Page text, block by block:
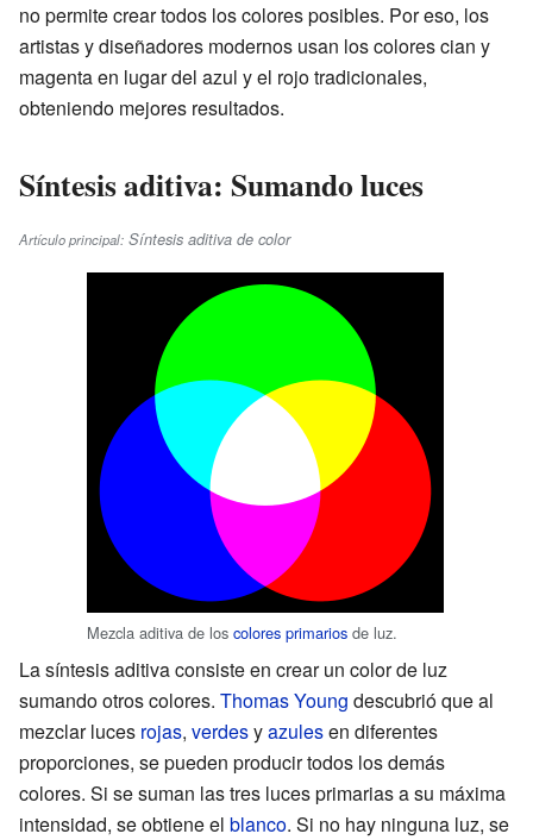
no permite crear todos los colores posibles. Por eso, los
artistas y diseñadores modernos usan los colores cian y
magenta en lugar del azul y el rojo tradicionales,
obteniendo mejores resultados.
Síntesis aditiva: Sumando luces
Artículo principal: Síntesis aditiva de color
Mezcla aditiva de los colores primarios de luz.
La síntesis aditiva consiste en crear un color de luz
sumando otros colores. Thomas Young descubrió que al
mezclar luces rojas, verdesyazulesen diferentes
proporciones, se pueden producir todos los demás
colores. Si se suman las tres luces primarias a su máxima
intensidad, se obtiene el blanco. Si no hay ninguna luz, se